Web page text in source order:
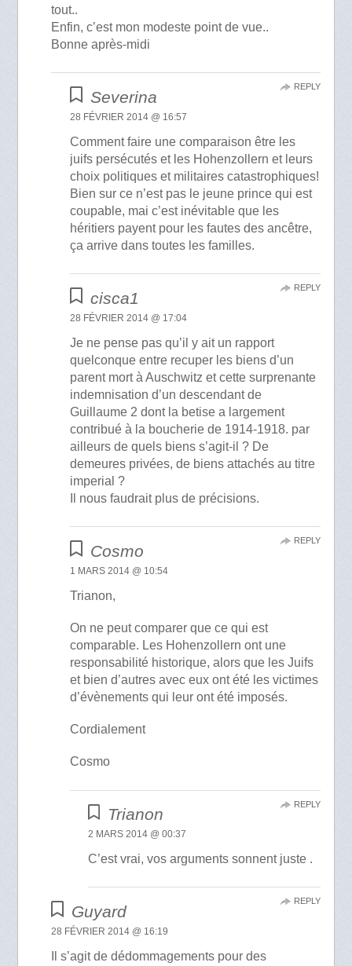
tout..
Enfin, c’est mon modeste point de vue..
Bonne après-midi
Severina
28 FÉVRIER 2014 @ 16:57
Comment faire une comparaison être les
juifs persécutés et les Hohenzollern et leurs
choix politiques et militaires catastrophiques!
Bien sur ce n’est pas le jeune prince qui est
coupable, mai c’est inévitable que les
héritiers payent pour les fautes des ancêtre,
ça arrive dans toutes les familles.
REPLY
cisca1
28 FÉVRIER 2014 @ 17:04
Je ne pense pas qu’il y ait un rapport
quelconque entre recuper les biens d’un
parent mort à Auschwitz et cette surprenante
indemnisation d’un descendant de
Guillaume 2 dont la betise a largement
contribué à la boucherie de 1914-1918. par
ailleurs de quels biens s’agit-il ? De
demeures privées, de biens attachés au titre
imperial ?
Il nous faudrait plus de précisions.
REPLY
Cosmo
1 MARS 2014 @ 10:54
Trianon,
On ne peut comparer que ce qui est
comparable. Les Hohenzollern ont une
responsabilité historique, alors que les Juifs
et bien d’autres avec eux ont été les victimes
d’évènements qui leur ont été imposés.
Cordialement
Cosmo
REPLY
Trianon
2 MARS 2014 @ 00:37
C’est vrai, vos arguments sonnent juste .
REPLY
Guyard
28 FÉVRIER 2014 @ 16:19
Il s’agit de dédommagements pour des
REPLY